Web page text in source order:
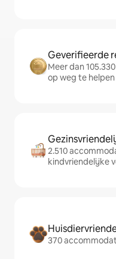
Geverifieerde
Meer dan
op weg te helpen
2.510
kindvriendelijke
370